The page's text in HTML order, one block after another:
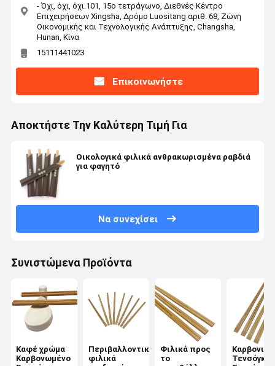
- Όχι, όχι, όχι.101, 15ο τετράγωνο, Διεθνές Κέντρο
Επιχειρήσεων Xingsha, Δρόμο Luositang αριθ. 68, Ζώνη
Οικονομικής και Τεχνολογικής Ανάπτυξης, Changsha,
Hunan, Κίνα
15111441023
Επικοινωνήστε
Αποκτήστε Την Καλύτερη Τιμή Για
Οικολογικά φιλικά ανθρακωρισμένα ραβδιά
για φαγητό
Να συνεχίσει
Συνιστώμενα Προϊόντα
Καφέ χρώμα
Καρβονωμένο
Περιβαλλοντικά
φιλικά
Φιλικά προς
το
Τενσόγκε